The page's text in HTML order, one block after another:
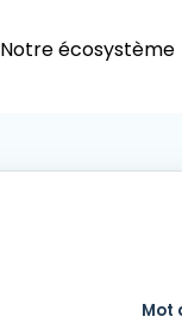
Notre écosystème
Mot